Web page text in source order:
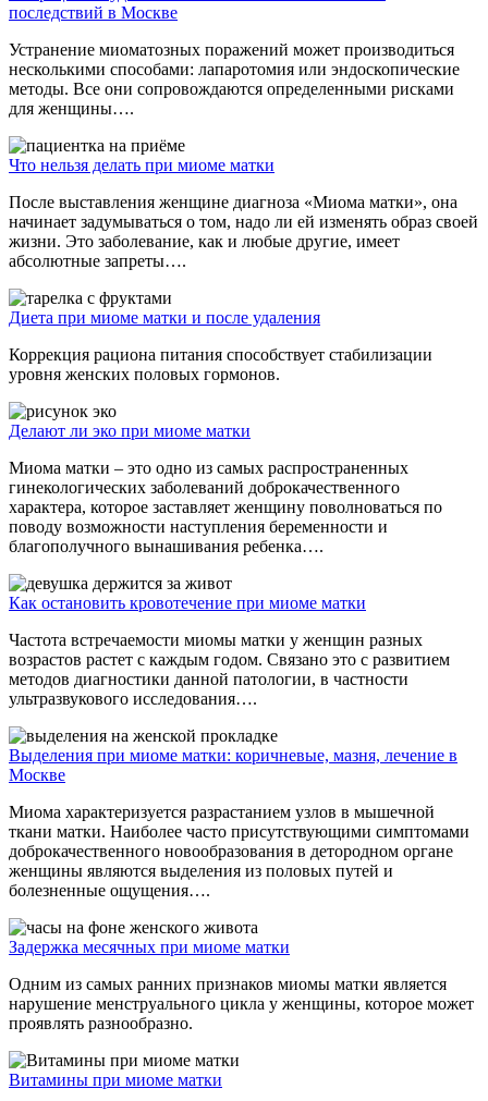
последствий в Москве
Устранение миоматозных поражений может производиться
несколькими способами: лапаротомия или эндоскопические
методы. Все они сопровождаются определенными рисками
для женщины….
Что нельзя делать при миоме матки
После выставления женщине диагноза «Миома матки», она
начинает задумываться о том, надо ли ей изменять образ своей
жизни. Это заболевание, как и любые другие, имеет
абсолютные запреты….
Диета при миоме матки и после удаления
Коррекция рациона питания способствует стабилизации
уровня женских половых гормонов.
Делают ли эко при миоме матки
Миома матки – это одно из самых распространенных
гинекологических заболеваний доброкачественного
характера, которое заставляет женщину поволноваться по
поводу возможности наступления беременности и
благополучного вынашивания ребенка….
Как остановить кровотечение при миоме матки
Частота встречаемости миомы матки у женщин разных
возрастов растет с каждым годом. Связано это с развитием
методов диагностики данной патологии, в частности
ультразвукового исследования….
Выделения при миоме матки: коричневые, мазня, лечение в
Москве
Миома характеризуется разрастанием узлов в мышечной
ткани матки. Наиболее часто присутствующими симптомами
доброкачественного новообразования в детородном органе
женщины являются выделения из половых путей и
болезненные ощущения….
Задержка месячных при миоме матки
Одним из самых ранних признаков миомы матки является
нарушение менструального цикла у женщины, которое может
проявлять разнообразно.
Витамины при миоме матки